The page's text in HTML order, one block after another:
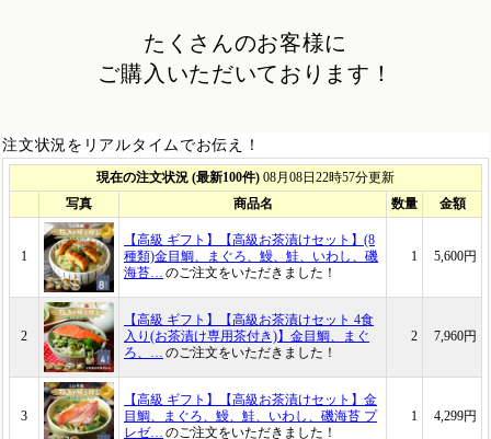
たくさんのお客様に
ご購入いただいております！
注文状況をリアルタイムでお伝え！